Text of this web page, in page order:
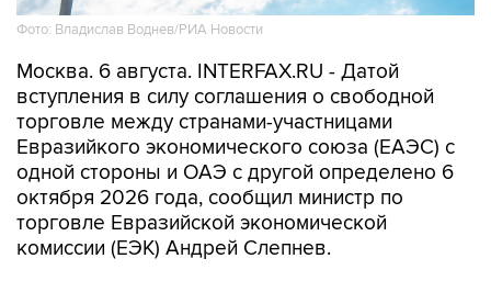
Фото: Владислав Воднев/РИА Новости
Москва. 6 августа. INTERFAX.RU - Датой
вступления в силу соглашения о свободной
торговле между странами-участницами
Евразийкого экономического союза (ЕАЭС) с
одной стороны и ОАЭ с другой определено 6
октября 2026 года, сообщил министр по
торговле Евразийской экономической
комиссии (ЕЭК) Андрей Слепнев.